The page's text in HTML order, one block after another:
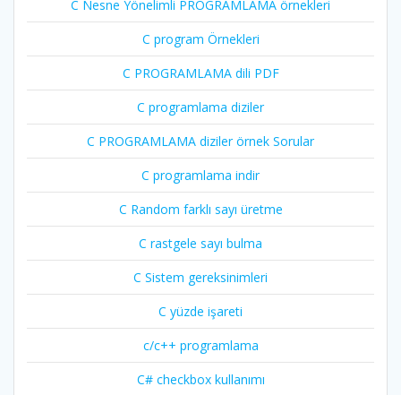
C Nesne Yönelimli PROGRAMLAMA örnekleri
C program Örnekleri
C PROGRAMLAMA dili PDF
C programlama diziler
C PROGRAMLAMA diziler örnek Sorular
C programlama indir
C Random farklı sayı üretme
C rastgele sayı bulma
C Sistem gereksinimleri
C yüzde işareti
c/c++ programlama
C# checkbox kullanımı